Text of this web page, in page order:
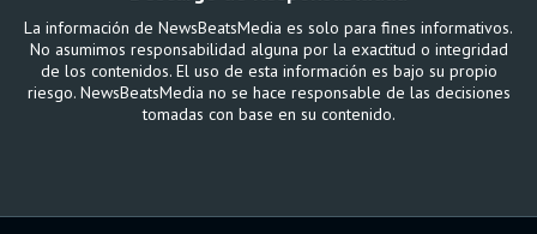
La información de NewsBeatsMedia es solo para fines informativos.
No asumimos responsabilidad alguna por la exactitud o integridad
de los contenidos. El uso de esta información es bajo su propio
riesgo. NewsBeatsMedia no se hace responsable de las decisiones
tomadas con base en su contenido.